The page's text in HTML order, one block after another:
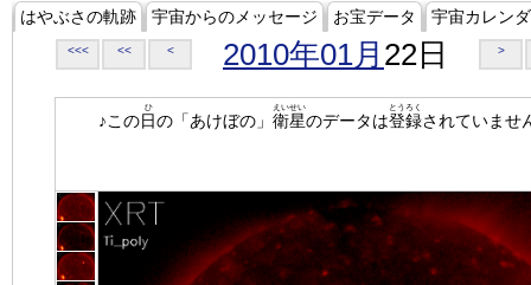
はやぶさの軌跡 宇宙からのメッセージ お宝データ 宇宙カレン
<<< << < 2010年01月 22日 >
♪この日
ひ
の「あけぼの」 衛星
えいせい
のデータは登録
とうろく
されていませ